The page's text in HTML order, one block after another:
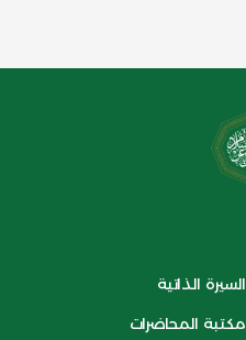
السيرة الذاتية
مكتبة المحاضرات